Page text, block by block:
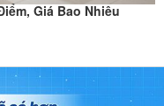
Giá Bao Nhiêu